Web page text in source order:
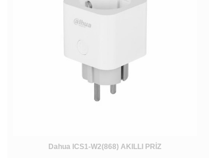
Dahua ICS1-W2(868) AKILLI PRİZ